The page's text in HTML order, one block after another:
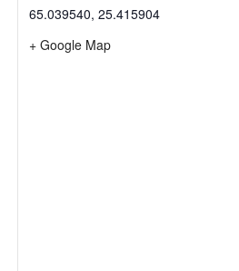
65.039540, 25.415904
+ Google Map